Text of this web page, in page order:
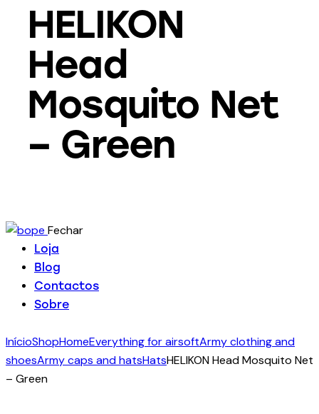
HELIKON
Head
Mosquito Net
– Green
Fechar
Loja
Blog
Contactos
Sobre
InícioShopHomeEverything for airsoftArmy clothing and
shoesArmy caps and hatsHatsHELIKON Head Mosquito Net
– Green